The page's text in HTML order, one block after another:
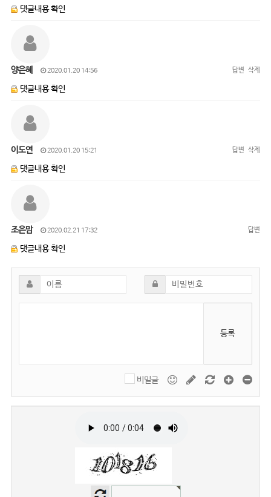
댓글내용 확인
양은혜 2020.01.20 14:56 답변 삭제
댓글내용 확인
이도연 2020.01.20 15:21 답변 삭제
댓글내용 확인
조은맘 2020.02.21 17:32 답변
댓글내용 확인
등록
비밀글